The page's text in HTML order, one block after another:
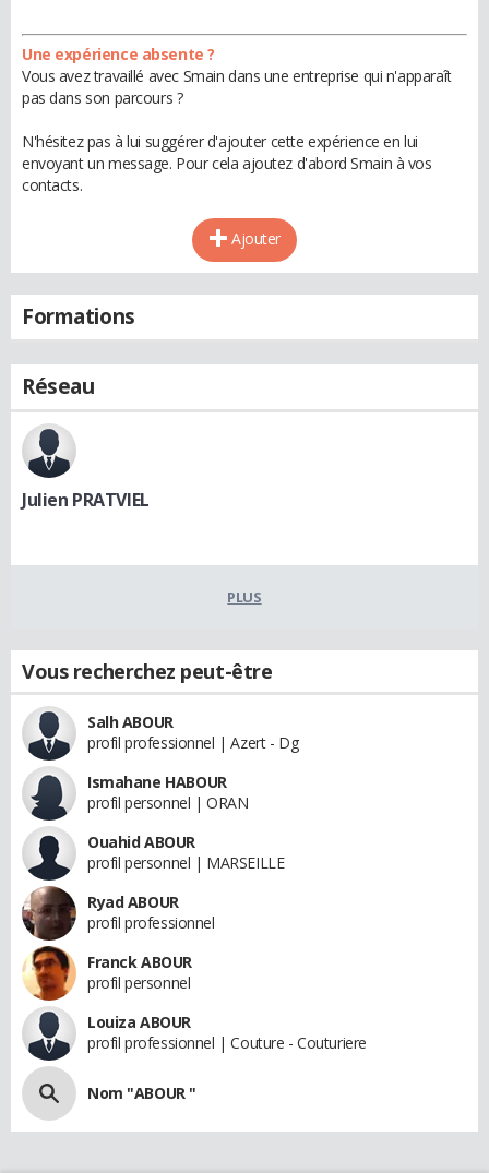
Une expérience absente ?
Vous avez travaillé avec Smain dans une entreprise qui n'apparaît
pas dans son parcours ?
N'hésitez pas à lui suggérer d'ajouter cette expérience en lui
envoyant un message. Pour cela ajoutez d'abord Smain à vos
contacts.
Ajouter
Formations
Réseau
Julien PRATVIEL
PLUS
Vous recherchez peut-être
Salh ABOUR
profil professionnel | Azert - Dg
Ismahane HABOUR
profil personnel | ORAN
Ouahid ABOUR
profil personnel | MARSEILLE
Ryad ABOUR
profil professionnel
Franck ABOUR
profil personnel
Louiza ABOUR
profil professionnel | Couture - Couturiere
Nom "ABOUR "